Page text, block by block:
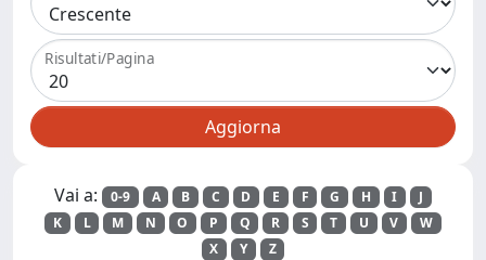
Risultati/Pagina
Vai a: 0-9 A B C D E F G H I
J
K
L M N O P Q R S T U V
W
X
Y Z